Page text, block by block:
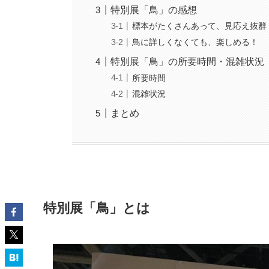
特別展「鳥」の感想
標本がたくさんあって、見応え抜群
鳥に詳しくなくても、楽しめる！
特別展「鳥」の所要時間・混雑状況
所要時間
混雑状況
まとめ
特別展「鳥」とは